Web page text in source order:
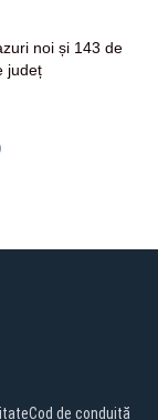
noi și 143 de
județ
Cod de conduită